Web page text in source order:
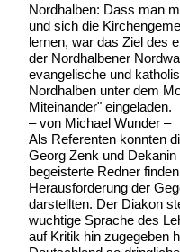
Nordhalben: Dass man
und sich die
lernen, war das Ziel des
der Nordhalbener
evangelische und
Nordhalben unter dem
Miteinander" eingeladen.
– von Michael Wunder –
Als Referenten konnten
Georg Zenk und
begeisterte Redner
Herausforderung der
darstellten. Der Diakon
wuchtige Sprache des
auf Kritik hin zugegeben